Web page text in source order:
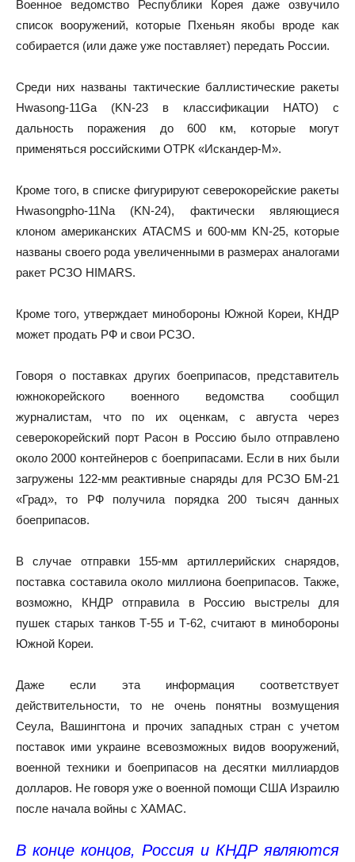
Военное ведомство Республики Корея даже озвучило
список вооружений, которые Пхеньян якобы вроде как
собирается (или даже уже поставляет) передать России.
Среди них названы тактические баллистические ракеты
Hwasong-11Ga (KN-23 в классификации НАТО) с
дальность поражения до 600 км, которые могут
применяться российскими ОТРК «Искандер-М».
Кроме того, в списке фигурируют северокорейские ракеты
Hwasongpho-11Na (KN-24), фактически являющиеся
клоном американских ATACMS и 600-мм KN-25, которые
названы своего рода увеличенными в размерах аналогами
ракет РСЗО HIMARS.
Кроме того, утверждает минобороны Южной Кореи, КНДР
может продать РФ и свои РСЗО.
Говоря о поставках других боеприпасов, представитель
южнокорейского военного ведомства сообщил
журналистам, что по их оценкам, с августа через
северокорейский порт Расон в Россию было отправлено
около 2000 контейнеров с боеприпасами. Если в них были
загружены 122-мм реактивные снаряды для РСЗО БМ-21
«Град», то РФ получила порядка 200 тысяч данных
боеприпасов.
В случае отправки 155-мм артиллерийских снарядов,
поставка составила около миллиона боеприпасов. Также,
возможно, КНДР отправила в Россию выстрелы для
пушек старых танков Т-55 и Т-62, считают в минобороны
Южной Кореи.
Даже если эта информация соответствует
действительности, то не очень понятны возмущения
Сеула, Вашингтона и прочих западных стран с учетом
поставок ими украине всевозможных видов вооружений,
военной техники и боеприпасов на десятки миллиардов
долларов. Не говоря уже о военной помощи США Израилю
после начала войны с ХАМАС.
В конце концов, Россия и КНДР являются